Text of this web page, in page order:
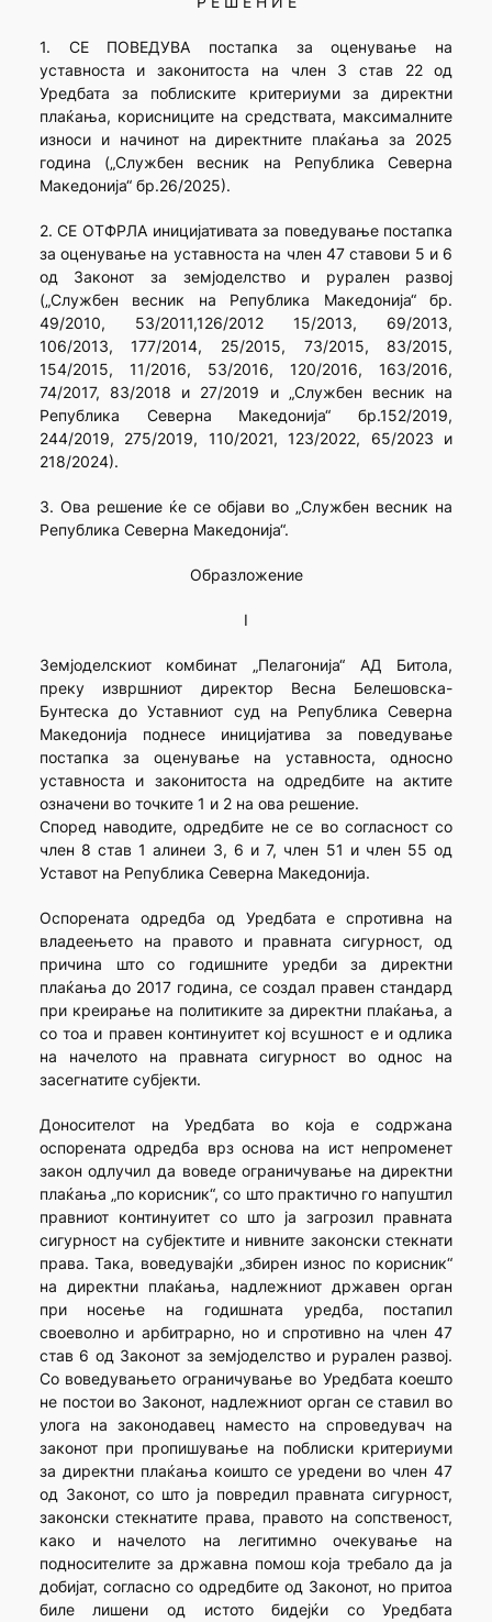
1. СЕ ПОВЕДУВА постапка за оценување на
уставноста и законитоста на член 3 став 22 од
Уредбата за поблиските критериуми за директни
плаќања, корисниците на средствата, максималните
износи и начинот на директните плаќања за 2025
година („Службен весник на Република Северна
Македонија“ бр.26/2025).
2. СЕ ОТФРЛА иницијативата за поведување постапка
за оценување на уставноста на член 47 ставови 5 и 6
од Законот за земјоделство и рурален развој
(„Службен весник на Република Македонија“ бр.
49/2010, 53/2011,126/2012 15/2013, 69/2013,
106/2013, 177/2014, 25/2015, 73/2015, 83/2015,
154/2015, 11/2016, 53/2016, 120/2016, 163/2016,
74/2017, 83/2018 и 27/2019 и „Службен весник на
Република Северна Македонија“ бр.152/2019,
244/2019, 275/2019, 110/2021, 123/2022, 65/2023 и
218/2024).
3. Ова решение ќе се објави во „Службен весник на
Република Северна Македонија“.
Образложение
I
Земјоделскиот комбинат „Пелагонија“ АД Битола,
преку извршниот директор Весна Белешовска-
Бунтеска до Уставниот суд на Република Северна
Македонија поднесе иницијатива за поведување
постапка за оценување на уставноста, односно
уставноста и законитоста на одредбите на актите
означени во точките 1 и 2 на ова решение.
Според наводите, одредбите не се во согласност со
член 8 став 1 алинeи 3, 6 и 7, член 51 и член 55 од
Уставот на Република Северна Македонија.
Оспорената одредба од Уредбата е спротивна на
владеењето на правото и правната сигурност, од
причина што со годишните уредби за директни
плаќања до 2017 година, се создал правен стандард
при креирање на политиките за директни плаќања, а
со тоа и правен континуитет кој всушност е и одлика
на начелото на правната сигурност во однос на
засегнатите субјекти.
Доносителот на Уредбата во која е содржана
оспорената одредба врз основа на ист непроменет
закон одлучил да воведе ограничување на директни
плаќања „по корисник“, со што практично го напуштил
правниот континуитет со што ја загрозил правната
сигурност на субјектите и нивните законски стекнати
права. Така, воведувајќи „збирен износ по корисник“
на директни плаќања, надлежниот државен орган
при носење на годишната уредба, постапил
своеволно и арбитрарно, но и спротивно на член 47
став 6 од Законот за земјоделство и рурален развој.
Со воведувањето ограничување во Уредбата коешто
не постои во Законот, надлежниот орган се ставил во
улога на законодавец наместо на спроведувач на
законот при пропишување на поблиски критериуми
за директни плаќања коишто се уредени во член 47
од Законот, со што ја повредил правната сигурност,
законски стекнатите права, правото на сопственост,
како и начелото на легитимно очекување на
подносителите за државна помош која требало да ја
добијат, согласно со одредбите од Законот, но притоа
биле лишени од истото бидејќи со Уредбата